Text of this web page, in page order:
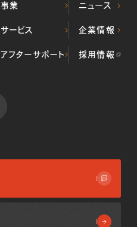
事業
デベロッパー事業
プロパティマネジメ
ント事業
サービス
ALL顔認証マン
アフターサポート
ニュース
企業情報
当社の歩み
採用情報